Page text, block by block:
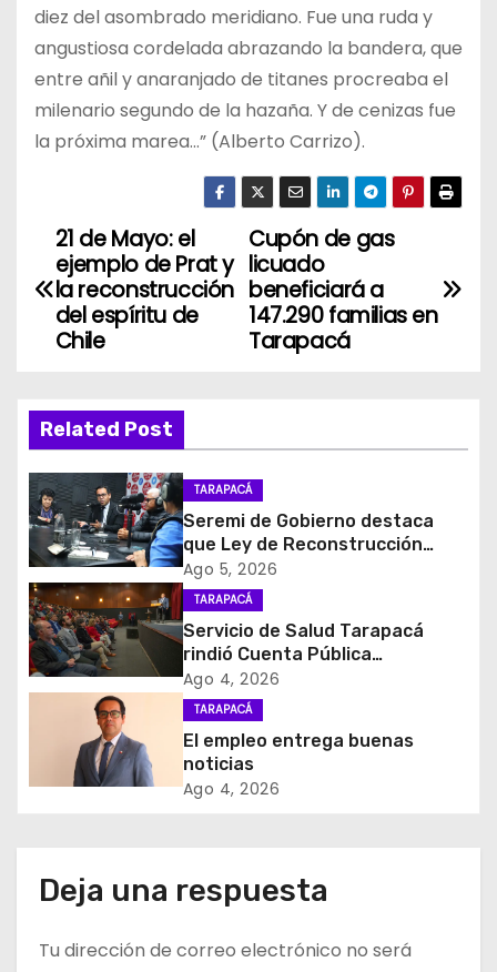
diez del asombrado meridiano. Fue una ruda y
angustiosa cordelada abrazando la bandera, que
entre añil y anaranjado de titanes procreaba el
milenario segundo de la hazaña. Y de cenizas fue
la próxima marea…” (Alberto Carrizo).
N
a
g
a
c
i
ó
n
t
r
Cupón de gas
licuado
beneficiará a
147.290 familias en
Tarapacá
21 de Mayo: el
ejemplo de Prat y
la reconstrucción
del espíritu de
Chile
Related Post
TARAPACÁ
Seremi de Gobierno destaca
que Ley de Reconstrucción
Nacional impulsará la inversión
y el empleo en Tarapacá
Ago 5, 2026
TARAPACÁ
Servicio de Salud Tarapacá
rindió Cuenta Pública
Participativa
Ago 4, 2026
TARAPACÁ
El empleo entrega buenas
noticias
Ago 4, 2026
Deja una respuesta
Tu dirección de correo electrónico no será